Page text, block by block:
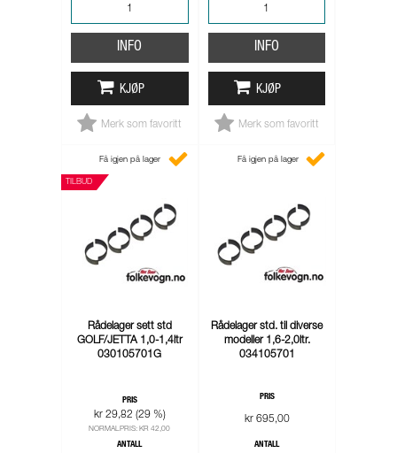
INFO
KJØP
Merk som favoritt
INFO
KJØP
Merk som favoritt
TILBUD
Få igjen på lager
Rådelager sett std
GOLF/JETTA 1,0-1,4ltr
030105701G
PRIS
kr 29,82 (29 %)
NORMALPRIS: KR 42,00
ANTALL
Få igjen på lager
Rådelager std. til diverse
modeller 1,6-2,0ltr.
034105701
PRIS
kr 695,00
ANTALL